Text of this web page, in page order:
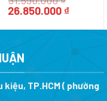
Giá
là:
26.850.000 ₫Giá
tại
TP.HCM ( phường